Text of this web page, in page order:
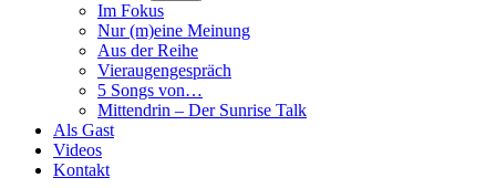
Im Fokus
Nur (m)eine Meinung
Aus der Reihe
Vieraugengespräch
5 Songs von…
Mittendrin – Der Sunrise Talk
Als Gast
Videos
Kontakt